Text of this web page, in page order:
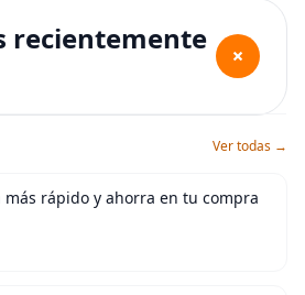
recientemente
+
Ver todas →
más rápido y ahorra en tu compra